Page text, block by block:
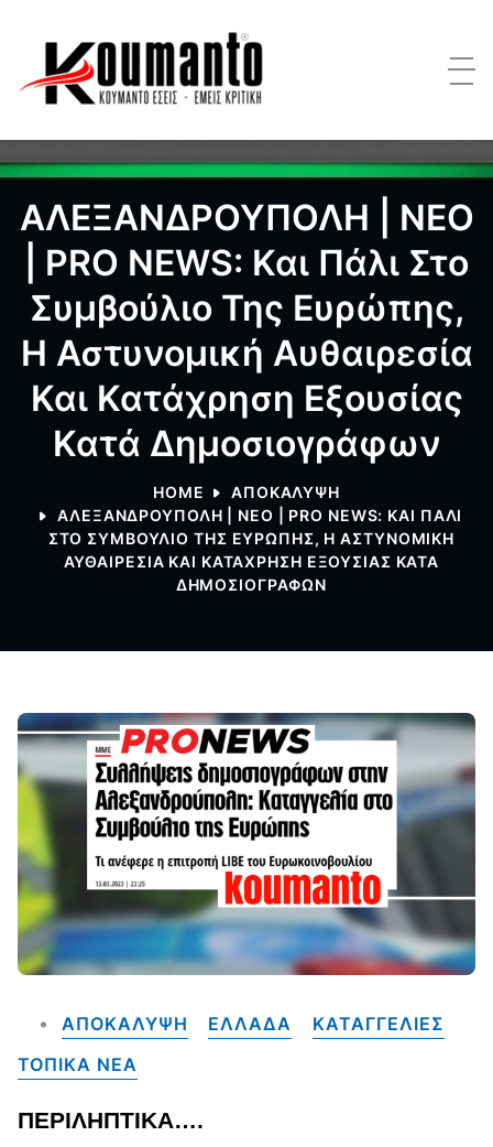
ΑΛΕΞΑΝΔΡΟΥΠΟΛΗ | ΝΕΟ
| PRO NEWS: Και Πάλι Στο
Συμβούλιο Της Ευρώπης,
Η Αστυνομική Αυθαιρεσία
Και Κατάχρηση Εξουσίας
Κατά Δημοσιογράφων
HOME
ΑΠΟΚΑΛΥΨΗ
ΑΛΕΞΑΝΔΡΟΥΠΟΛΗ | ΝΕΟ | PRO NEWS: ΚΑΙ ΠΆΛΙ
ΣΤΟ ΣΥΜΒΟΎΛΙΟ ΤΗΣ ΕΥΡΏΠΗΣ, Η ΑΣΤΥΝΟΜΙΚΉ
ΑΥΘΑΙΡΕΣΊΑ ΚΑΙ ΚΑΤΆΧΡΗΣΗ ΕΞΟΥΣΊΑΣ ΚΑΤΆ
ΔΗΜΟΣΙΟΓΡΆΦΩΝ
ΑΠΟΚΑΛΥΨΗ ΕΛΛΑΔΑ
ΚΑΤΑΓΓΕΛΙΕΣ
ΤΟΠΙΚΑ NEA
ΠΕΡΙΛΗΠΤΙΚΑ….